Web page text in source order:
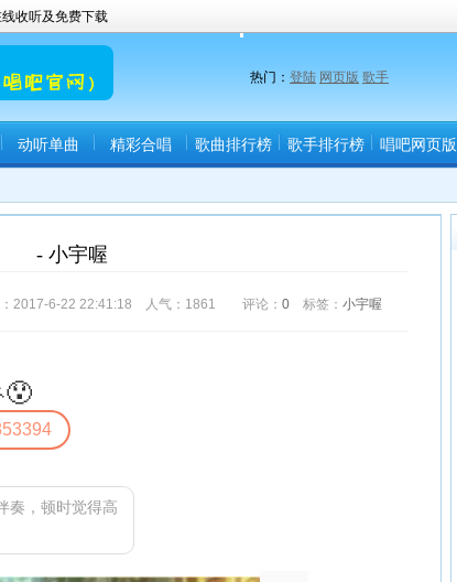
收听及免费下载
热门： 登陆 网页版 歌手
动听单曲 精彩合唱 歌曲排行榜 歌手排行榜 唱吧网页版
- 小宇喔
2017-6-22 22:41:18 人气： 1861 评论： 0标签： 小宇喔
奏，顿时觉得高